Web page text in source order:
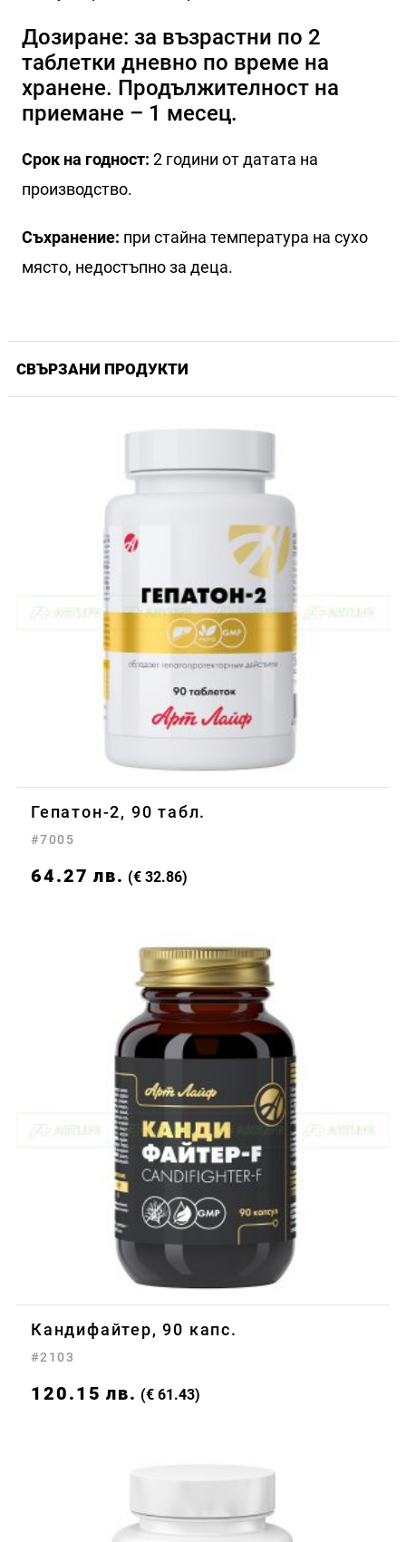
Дозиране: за възрастни по 2
таблетки дневно по време на
хранене. Продължителност на
приемане – 1 месец.
Срок на годност: 2 години от датата на
производство.
Съхранение: при стайна температура на сухо
място, недостъпно за деца.
СВЪРЗАНИ ПРОДУКТИ
Гепатон-2, 90 табл.
#7005
64.27 лв. (€ 32.86)
Кандифайтер, 90 капс.
#2103
120.15 лв. (€ 61.43)